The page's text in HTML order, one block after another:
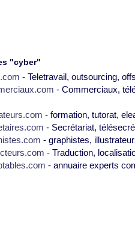
"cyber"
- Teletravail, outsourcing,
- Commerciaux,
- formation, tutorat,
- Secrétariat,
- graphistes,
- Traduction,
- annuaire experts